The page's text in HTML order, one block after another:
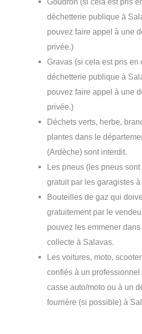
déchetterie publique à
pouvez faire appel à une
privée.)
Gravas (si cela est pris en
déchetterie publique à
pouvez faire appel à une
privée.)
Déchets verts, herbe,
plantes dans le
(Ardèche) sont interdit.
Les pneus (les pneus sont
gratuit par les garagistes
Bouteilles de gaz qui
gratuitement par le
pouvez les emmener
collecte à Salavas.
Les voitures, moto,
confiés à un professionnel
casse auto/moto ou à un
fourrière (si possible) à